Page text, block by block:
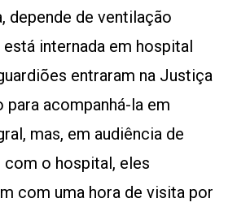
depende de ventilação
internada em hospital
entraram na Justiça
para acompanhá-la em
mas, em audiência de
o hospital, eles
com uma hora de visita por